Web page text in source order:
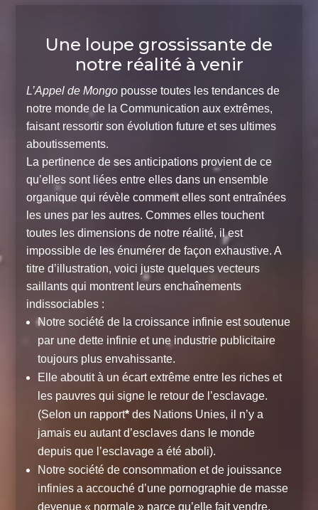
Une loupe grossissante de
notre réalité à venir
L’Appel de Mongo pousse toutes les tendances de
notre monde de la Communication aux extrêmes,
faisant ressortir son évolution future et ses ultimes
aboutissements.
La pertinence de ses anticipations provient de ce
qu’elles sont liées entre elles dans un ensemble
organique qui révèle comment elles sont entraînées
les unes par les autres. Commes elles touchent
toutes les dimensions de notre réalité, il est
impossible de les énumérer de façon exhaustive. A
titre d’illustration, voici juste quelques vecteurs
saillants qui montrent leurs enchaînements
indissociables :
Notre société de la croissance infinie est soutenue
par une dette infinie et une industrie publicitaire
toujours plus envahissante.
Elle aboutit à un écart extrême entre les riches et
les pauvres qui signe le retour de l’esclavage.
(Selon un rapport*des Nations Unies, il n’y a
jamais eu autant d’esclaves dans le monde
depuis que l’esclavage a été aboli).
Notre société de consommation et de jouissance
infinies a accouché d’une pornographie de masse
devenue « normale » parce qu’elle fait vendre.